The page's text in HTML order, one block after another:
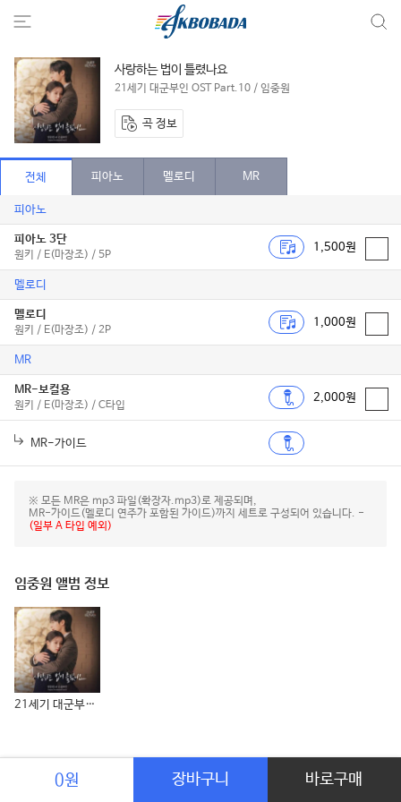
사랑하는 법이 틀렸나요
21세기 대군부인 OST Part.10 / 임중원
곡 정보
전체 피아노 멜로디 MR
피아노
피아노 3단
원키 / E(마장조) / 5P
1,500원
멜로디
멜로디
원키 / E(마장조) / 2P
1,000원
MR
MR-보컬용
원키 / E(마장조) / C타입
2,000원
MR-가이드
※ 모든 MR은 mp3 파일(확장자.mp3)로 제공되며,
MR-가이드(멜로디 연주가 포함된 가이드)까지 세트로 구성되어 있습니다. -
(일부 A 타입 예외)
임중원 앨범 정보
21세기 대군부인 OST Part.10
0원 장바구니 바로구매